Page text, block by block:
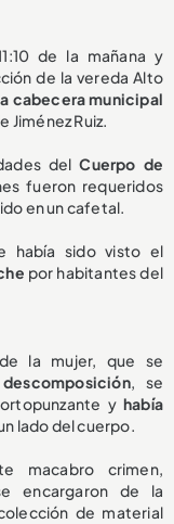
de la mañana y
de la vereda Alto
cabecera municipal
Jiménez Ruiz.
delCuerpo de
fueron requeridos
en un cafetal.
había sido visto el
por habitantes del
la mujer, que se
, se
y había
lado del cuerpo.
macabro crimen,
encargaron de la
de material